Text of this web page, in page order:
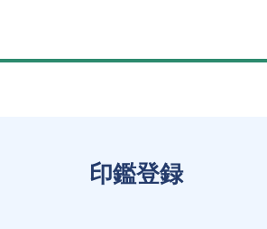
印鑑登録